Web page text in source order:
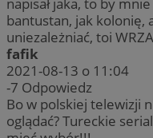
bantustan, jak kolonię,
uniezależniać, toi
fafik
2021-08-13 o 11:04
-7 Odpowiedz
Bo w polskiej telewizji
oglądać? Tureckie